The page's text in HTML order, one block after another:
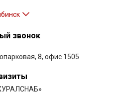
звонок
8, офис 1505